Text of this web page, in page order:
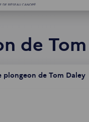
de
plongeon de Tom Daley